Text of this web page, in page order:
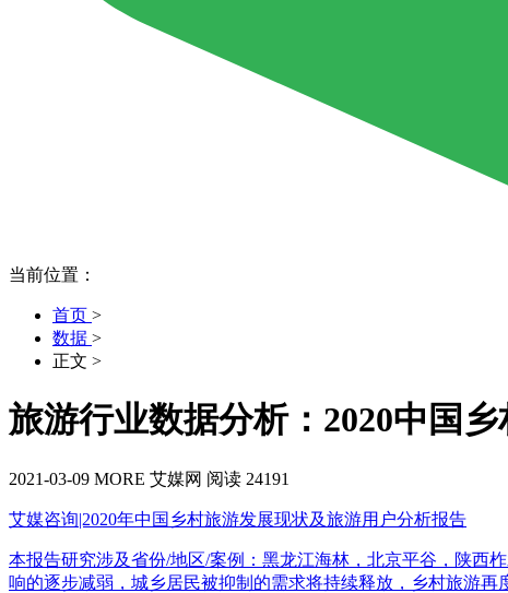
当前位置：
首页 >
数据 >
正文 >
旅游行业数据分析：2020中国
2021-03-09 MORE 艾媒网 阅读 24191
艾媒咨询|2020年中国乡村旅游发展现状及旅游用户分析报告
本报告研究涉及省份/地区/案例：黑龙江海林，北京平谷，陕西
响的逐步减弱，城乡居民被抑制的需求将持续释放，乡村旅游再